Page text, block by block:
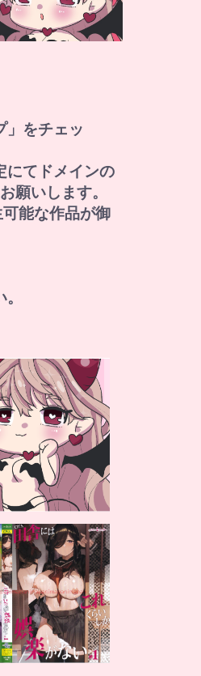
」をチェッ
にてドメインの
願いします。
能な作品が御